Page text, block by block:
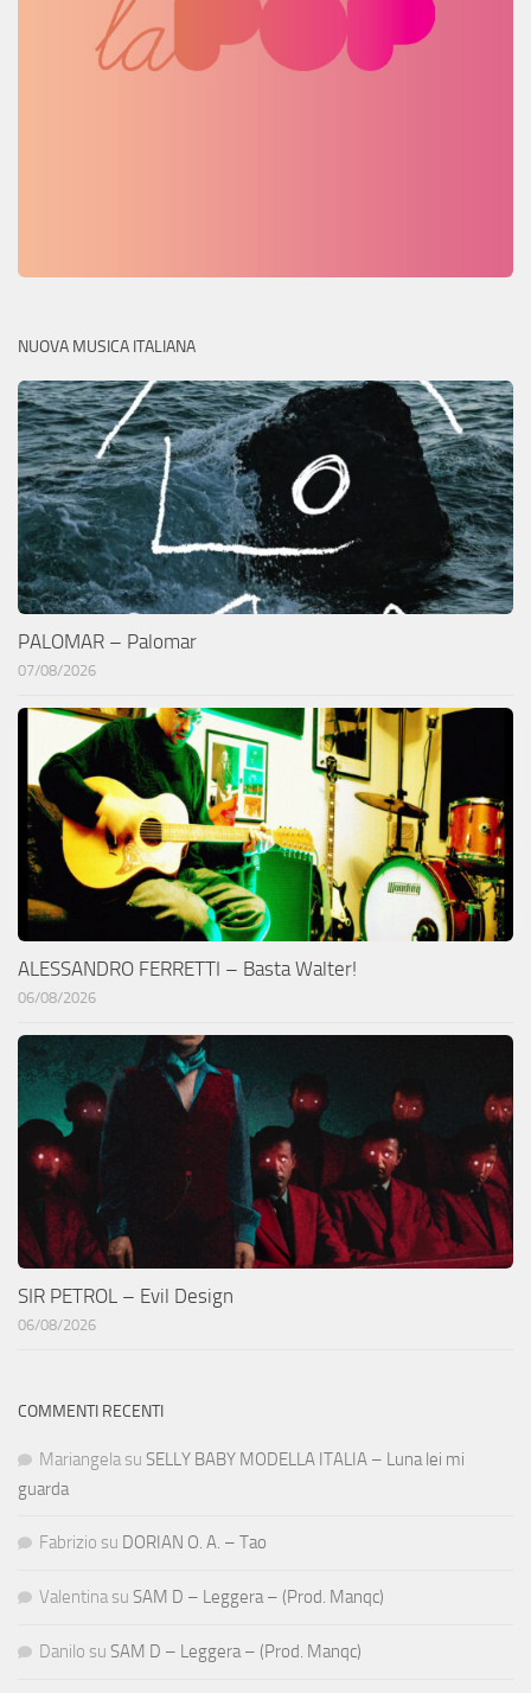
NUOVA MUSICA ITALIANA
PALOMAR – Palomar
07/08/2026
ALESSANDRO FERRETTI – Basta Walter!
06/08/2026
SIR PETROL – Evil Design
06/08/2026
COMMENTI RECENTI
Mariangela su SELLY BABY MODELLA ITALIA – Luna lei mi
guarda
Fabrizio su DORIAN O. A. – Tao
Valentina su SAM D – Leggera – (Prod. Manqc)
Danilo su SAM D – Leggera – (Prod. Manqc)